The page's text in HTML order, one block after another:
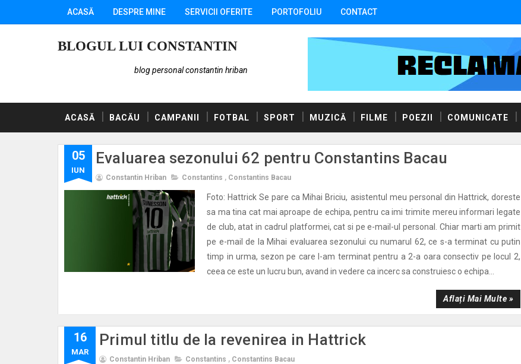
ACASĂ DESPRE MINE SERVICII OFERITE PORTOFOLIU CONTACT
BLOGUL LUI CONSTANTIN
blog personal constantin hriban
ACASĂ BACĂU CAMPANII FOTBAL SPORT MUZICĂ FILME POEZII COMUNICATE
05
IUN
Evaluarea sezonului 62 pentru Constantins Bacau
Constantin Hriban Constantins , Constantins Bacau
Foto: Hattrick Se pare ca Mihai Briciu, asistentul meu personal din Hattrick, doreste
sa ma tina cat mai aproape de echipa, pentru ca imi trimite mereu informari legate
de club, atat in cadrul platformei, cat si pe e-mail-ul personal. Chiar marti am primit
pe e-mail de la Mihai evaluarea sezonului cu numarul 62, ce s-a terminat cu putin
timp in urma, sezon pe care l-am terminat pentru a 2-a oara consectiv pe locul 2,
ceea ce este un lucru bun, avand in vedere ca incerc sa construiesc o echipa...
Aflați Mai Multe »
16
MAR
Primul titlu de la revenirea in Hattrick
Constantin Hriban Constantins , Constantins Bacau